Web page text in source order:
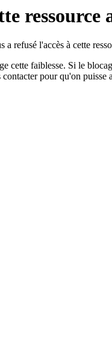
ressource
refusé l'accès à cette
cette faiblesse. Si le
pour qu'on puisse